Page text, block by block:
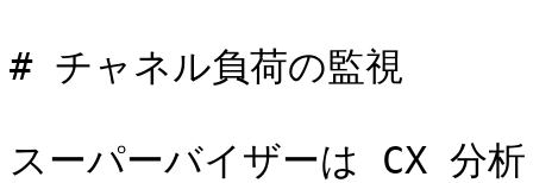
# チャネル負荷の監視
スーパーバイザーは CX 分